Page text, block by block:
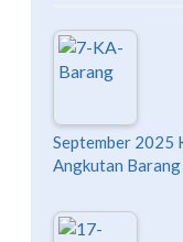
September 2025
Angkutan